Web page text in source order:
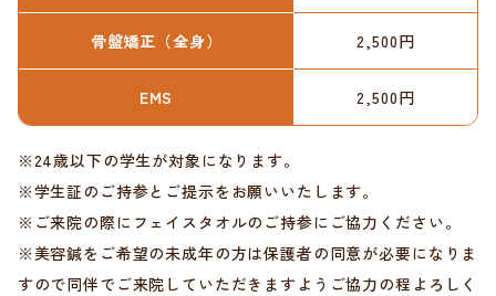
骨盤矯正（全身） 2,500円
EMS 2,500円
※24歳以下の学生が対象になります。
※学生証のご持参とご提示をお願いいたします。
※ご来院の際にフェイスタオルのご持参にご協力ください。
※美容鍼をご希望の未成年の方は保護者の同意が必要になりま
すので同伴でご来院していただきますようご協力の程よろしく